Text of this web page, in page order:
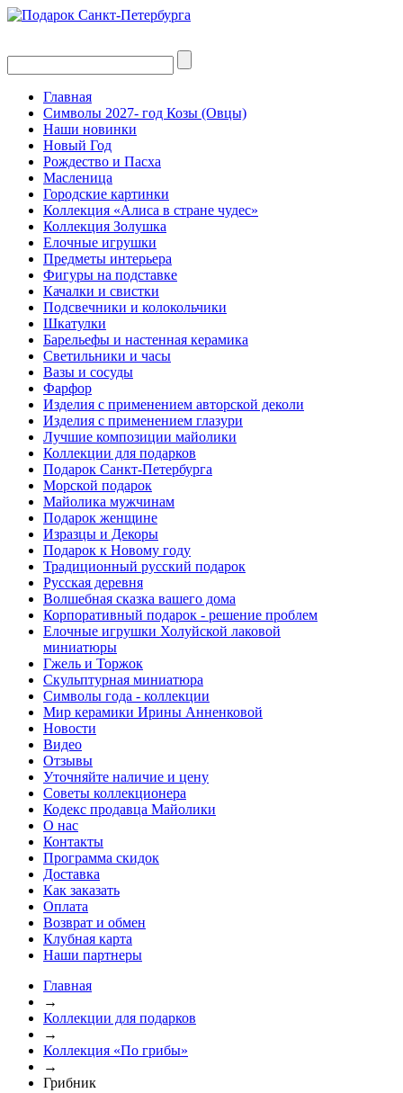
Главная
Символы 2027- год Козы (Овцы)
Наши новинки
Новый Год
Рождество и Пасха
Масленица
Городские картинки
Коллекция «Алиса в стране чудес»
Коллекция Золушка
Елочные игрушки
Предметы интерьера
Фигуры на подставке
Качалки и свистки
Подсвечники и колокольчики
Шкатулки
Барельефы и настенная керамика
Светильники и часы
Вазы и сосуды
Фарфор
Изделия с применением авторской деколи
Изделия с применением глазури
Лучшие композиции майолики
Коллекции для подарков
Подарок Санкт-Петербурга
Морской подарок
Майолика мужчинам
Подарок женщине
Изразцы и Декоры
Подарок к Новому году
Традиционный русский подарок
Русская деревня
Волшебная сказка вашего дома
Корпоративный подарок - решение проблем
Елочные игрушки Холуйской лаковой
миниатюры
Гжель и Торжок
Скульптурная миниатюра
Символы года - коллекции
Мир керамики Ирины Анненковой
Новости
Видео
Отзывы
Уточняйте наличие и цену
Советы коллекционера
Кодекс продавца Майолики
О нас
Контакты
Программа скидок
Доставка
Как заказать
Оплата
Возврат и обмен
Клубная карта
Наши партнеры
Главная
→
Коллекции для подарков
→
Коллекция «По грибы»
→
Грибник